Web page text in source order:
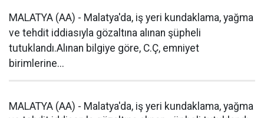
MALATYA (AA) - Malatya'da, iş yeri kundaklama, yağma
ve tehdit iddiasıyla gözaltına alınan şüpheli
tutuklandı.Alınan bilgiye göre, C.Ç, emniyet
birimlerine...
MALATYA (AA) - Malatya'da, iş yeri kundaklama, yağma